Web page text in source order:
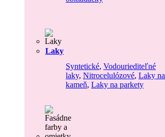
Laky
Syntetické, Vodouriediteľné
laky, Nitrocelulózové, Laky na
kameň, Laky na parkety